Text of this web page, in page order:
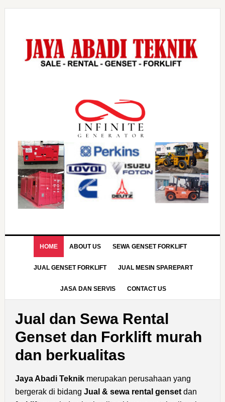
HOME ABOUT US SEWA GENSET FORKLIFT
JUAL GENSET FORKLIFT JUAL MESIN SPAREPART
JASA DAN SERVIS CONTACT US
Jual dan Sewa Rental
Genset dan Forklift murah
dan berkualitas
Jaya Abadi Teknikmerupakan perusahaan yang
bergerak di bidang Jual & sewa rental gensetdan